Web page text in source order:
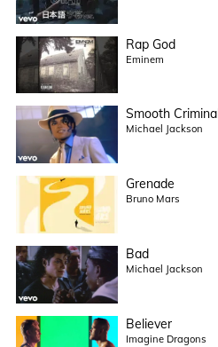
Rap God
Eminem
Smooth Criminal
Michael Jackson
Grenade
Bruno Mars
Bad
Michael Jackson
Believer
Imagine Dragons